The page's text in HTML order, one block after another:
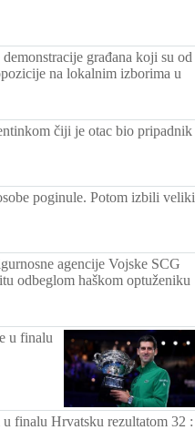
građana koji su od
na lokalnim izborima u
čiji je otac bio pripadnik
poginule. Potom izbili veliki
agencije Vojske SCG
odbeglom haškom optuženiku
u finalu
finalu Hrvatsku rezultatom 32 :